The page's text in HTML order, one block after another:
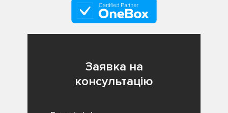
Заявка на
консультацію